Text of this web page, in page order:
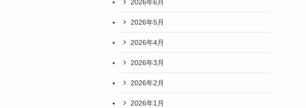
2026年6月
2026年5月
2026年4月
2026年3月
2026年2月
2026年1月